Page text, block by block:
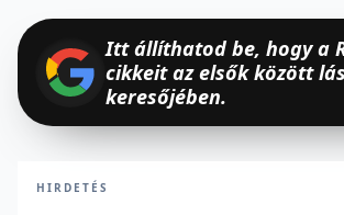
Itt állíthatod be, hogy a
cikkeit az elsők között
keresőjében.
HIRDETÉS